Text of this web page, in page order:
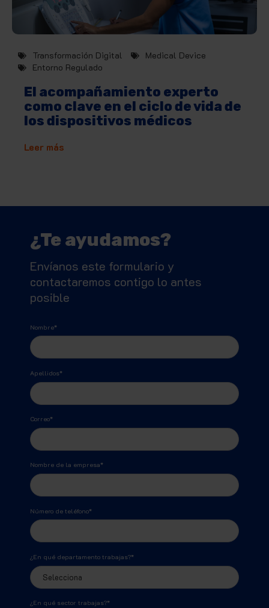
Transformación Digital
Medical Device
Entorno Regulado
El acompañamiento experto
como clave en el ciclo de vida de
los dispositivos médicos
Leer más
¿Te ayudamos?
Envíanos este formulario y
contactaremos contigo lo antes
posible
Nombre*
Apellidos*
Correo*
Nombre de la empresa*
Número de teléfono*
¿En qué departamento trabajas?*
¿En qué sector trabajas?*